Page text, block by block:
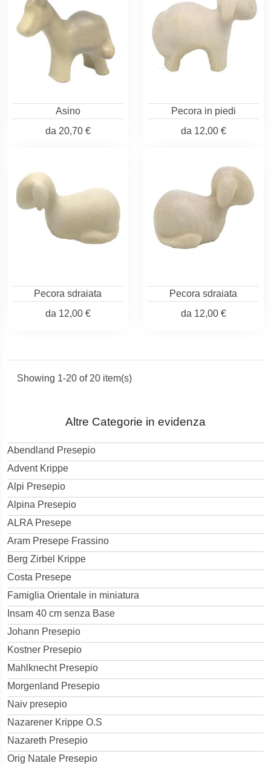
Asino
da 20,70 €
Pecora in piedi
da 12,00 €
Pecora sdraiata
da 12,00 €
Pecora sdraiata
da 12,00 €
Showing 1-20 of 20 item(s)
Altre Categorie in evidenza
Abendland Presepio
Advent Krippe
Alpi Presepio
Alpina Presepio
ALRA Presepe
Aram Presepe Frassino
Berg Zirbel Krippe
Costa Presepe
Famiglia Orientale in miniatura
Insam 40 cm senza Base
Johann Presepio
Kostner Presepio
Mahlknecht Presepio
Morgenland Presepio
Naiv presepio
Nazarener Krippe O.S
Nazareth Presepio
Orig Natale Presepio